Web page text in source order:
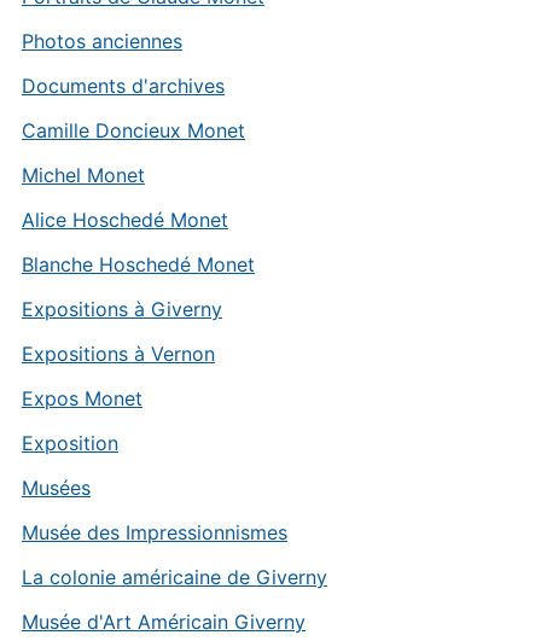
Photos anciennes
Documents d'archives
Camille Doncieux Monet
Michel Monet
Alice Hoschedé Monet
Blanche Hoschedé Monet
Expositions à Giverny
Expositions à Vernon
Expos Monet
Exposition
Musées
Musée des Impressionnismes
La colonie américaine de Giverny
Musée d'Art Américain Giverny